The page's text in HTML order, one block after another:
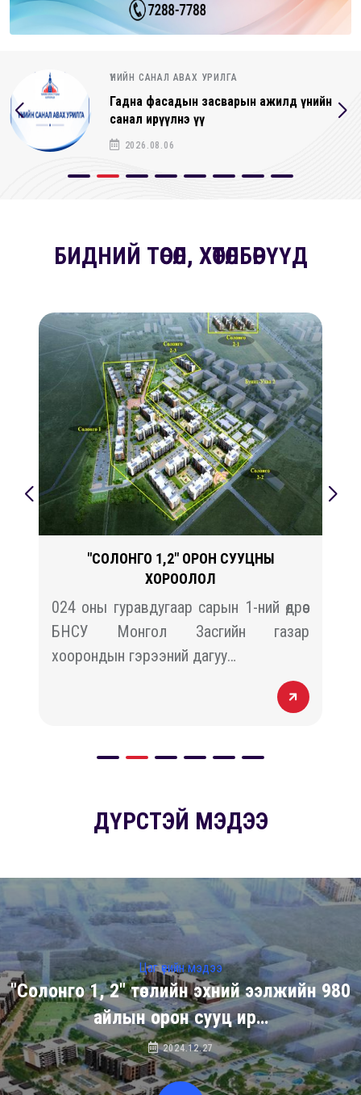
ҮНИЙН САНАЛ АВАХ УРИЛГА
Гадна фасадын засварын ажилд үнийн
санал ирүүлнэ үү
2026.08.06
БИДНИЙ ТӨСӨЛ, ХӨТӨЛБӨРҮҮД
"СОЛОНГО 1,2" ОРОН СУУЦНЫ
ХОРООЛОЛ
024 оны гуравдугаар сарын 1-ний өдрөөс
БНСУ Монгол Засгийн газар
хоорондын гэрээний дагуу…
ДҮРСТЭЙ МЭДЭЭ
Цаг үеийн мэдээ
"Солонго 1, 2" төслийн эхний ээлжийн 980
айлын орон сууц ир…
2024.12.27